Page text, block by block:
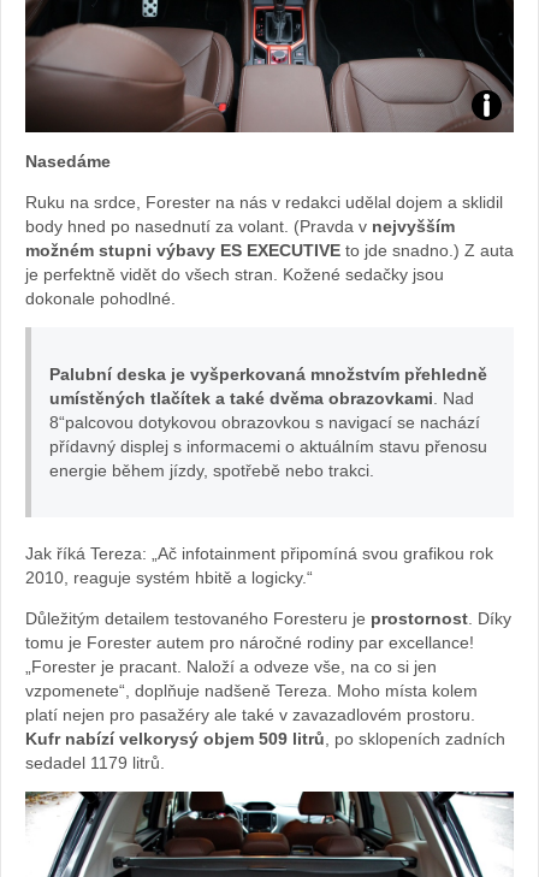
Foto:
Nasedáme
Ruku na srdce, Forester na nás v redakci udělal dojem a sklidil
body hned po nasednutí za volant. (Pravda v nejvyšším
možném stupni výbavy ES EXECUTIVE to jde snadno.) Z auta
je perfektně vidět do všech stran. Kožené sedačky jsou
dokonale pohodlné.
Palubní deska je vyšperkovaná množstvím přehledně
umístěných tlačítek a také dvěma obrazovkami . Nad
8“palcovou dotykovou obrazovkou s navigací se nachází
přídavný displej s informacemi o aktuálním stavu přenosu
energie během jízdy, spotřebě nebo trakci.
Jak říká Tereza: „Ač infotainment připomíná svou grafikou rok
2010, reaguje systém hbitě a logicky.“
Důležitým detailem testovaného Foresteru je prostornost . Díky
tomu je Forester autem pro náročné rodiny par excellance!
„Forester je pracant. Naloží a odveze vše, na co si jen
vzpomenete“, doplňuje nadšeně Tereza. Moho místa kolem
platí nejen pro pasažéry ale také v zavazadlovém prostoru.
Kufr nabízí velkorysý objem 509 litrů , po sklopeních zadních
sedadel 1179 litrů.